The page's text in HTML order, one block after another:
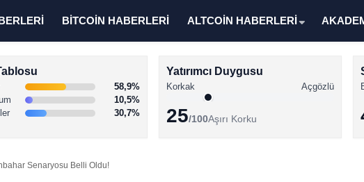
BİTCOİN HABERLERİ ALTCOİN HABERLERİ
58,9%
10,5%
30,7%
Yatırımcı Duygusu
Korkak Açgözlü
25/100Aşırı Korku
Senaryosu Belli Oldu!